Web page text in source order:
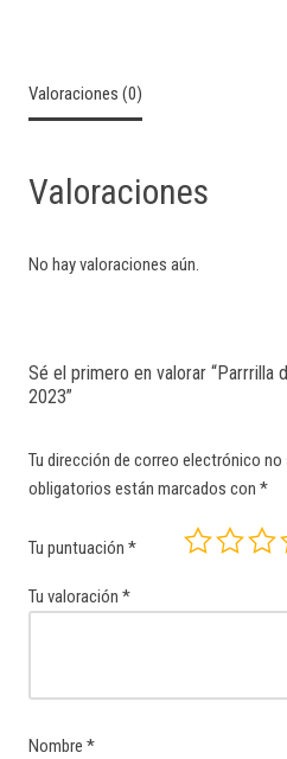
Valoraciones (0)
Valoraciones
No hay valoraciones aún.
Sé el primero en valorar “Parrrilla
2023”
Tu dirección de correo electrónico no
obligatorios están marcados con *
Tu puntuación *
Tu valoración *
Nombre *